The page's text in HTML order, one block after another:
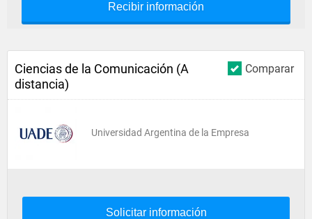
Recibir información
Comparar
Ciencias de la Comunicación (A
distancia)
Universidad Argentina de la Empresa
Solicitar información